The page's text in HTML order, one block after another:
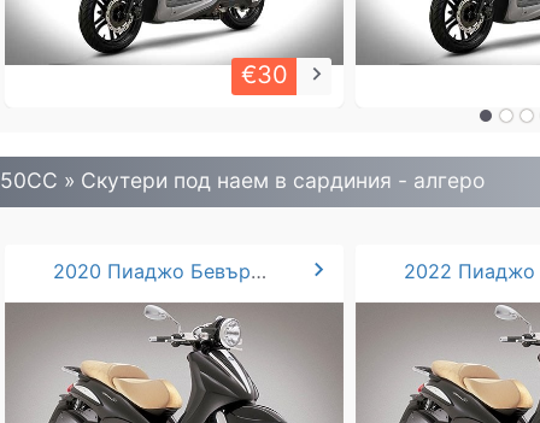
€30 keyboard_arrow_right
» Скутери под наем в сардиния - алгеро
2020 Пиаджо Бевърли 250cc chevron_right